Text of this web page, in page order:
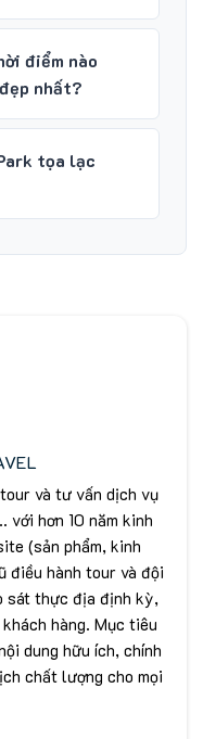
điểm nào
nhất?
tọa lạc
và tư vấn dịch vụ
với hơn 10 năm kinh
(sản phẩm, kinh
điều hành tour và đội
sát thực địa định kỳ,
hàng. Mục tiêu
dung hữu ích, chính
chất lượng cho mọi